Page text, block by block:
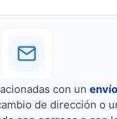
con un envío
de dirección o